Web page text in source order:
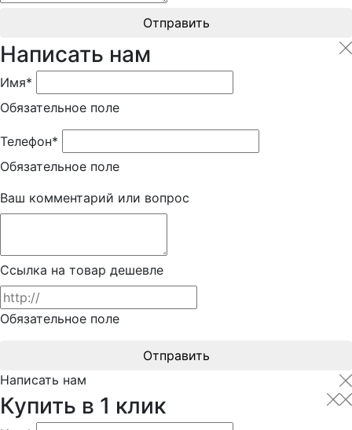
Отправить
Написать нам
Имя*
Обязательное поле
Телефон*
Обязательное поле
Ваш комментарий или вопрос
Ссылка на товар дешевле
Обязательное поле
Отправить
Написать нам
Купить в 1 клик